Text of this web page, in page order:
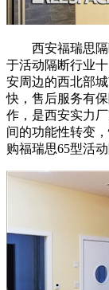
西安福瑞思
于活动隔断行业
安周边的西北部
快，售后服务有
作，是西安实力
间的功能性转变
购福瑞思65型活